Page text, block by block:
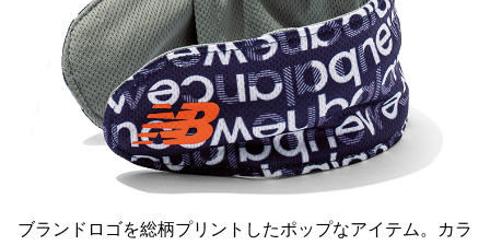
ブランドロゴを総柄プリントしたポップなアイテム。カラ